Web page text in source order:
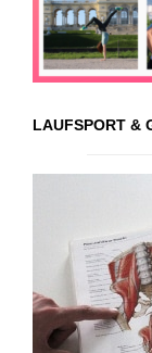
LAUFSPORT &